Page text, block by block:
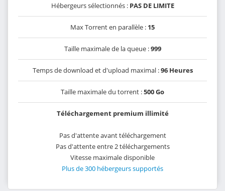
Hébergeurs sélectionnés : PAS DE LIMITE
Max Torrent en parallèle : 15
Taille maximale de la queue :999
Temps de download et d'upload maximal :96 Heures
Taille maximale du torrent :500 Go
Téléchargement premium illimité
Pas d'attente avant téléchargement
Pas d'attente entre 2 téléchargements
Vitesse maximale disponible
Plus de 300 hébergeurs supportés